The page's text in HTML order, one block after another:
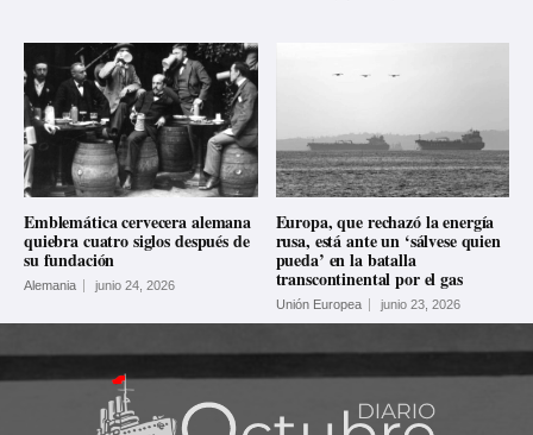
Emblemática cervecera alemana
quiebra cuatro siglos después de
su fundación
Alemania junio 24, 2026
Europa, que rechazó la energía
rusa, está ante un ‘sálvese quien
pueda’ en la batalla
transcontinental por el gas
Unión Europea junio 23, 2026